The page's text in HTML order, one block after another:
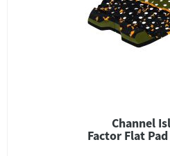
Channel
Factor Flat